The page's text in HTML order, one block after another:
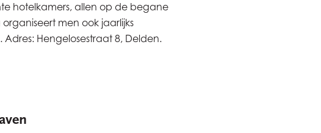
hotelkamers, allen op de begane
men ook jaarlijks
Adres: Hengelosestraat 8, Delden.